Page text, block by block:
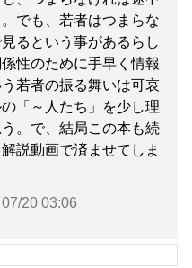
でも、若者はつまらな
るという事があるらし
性のために手早く情報
若者の振る舞いは可哀
「～人たち」を少し理
。で、結局この本も続
説動画で済ませてしま
07/20 03:06